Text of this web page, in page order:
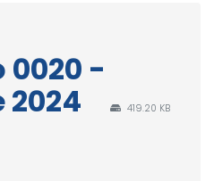
0020 -
2024
419.20 KB